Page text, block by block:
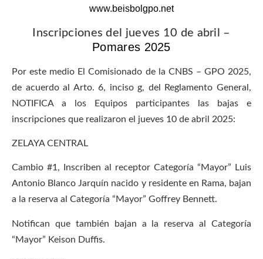
www.beisbolgpo.net
Inscripciones del jueves 10 de abril –
Pomares 2025
Por este medio El Comisionado de la CNBS – GPO 2025,
de acuerdo al Arto. 6, inciso g, del Reglamento General,
NOTIFICA a los Equipos participantes las bajas e
inscripciones que realizaron el jueves 10 de abril 2025:
ZELAYA CENTRAL
Cambio #1, Inscriben al receptor Categoría “Mayor” Luis
Antonio Blanco Jarquín nacido y residente en Rama, bajan
a la reserva al Categoría “Mayor” Goffrey Bennett.
Notifican que también bajan a la reserva al Categoría
“Mayor” Keison Duffis.